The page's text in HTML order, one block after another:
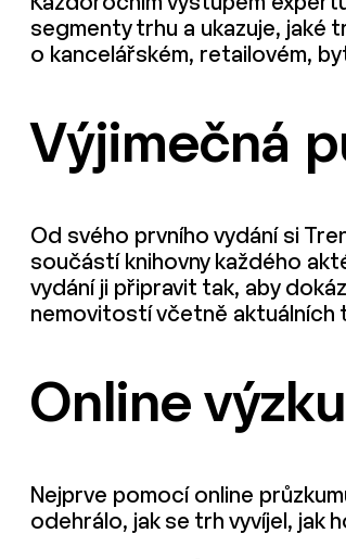
segmenty trhu a ukazuje, jaké
o kancelářském, retailovém,
Výjimečná
Od svého prvního vydání si
součástí knihovny každého
vydání ji připravit tak, aby
nemovitostí včetně aktuálních
Online
Nejprve pomocí online
odehrálo, jak se trh vyvíjel, jak